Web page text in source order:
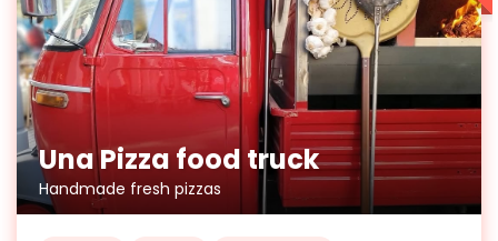
Una Pizza food truck
Handmade fresh pizzas